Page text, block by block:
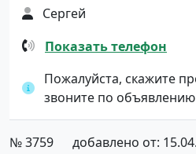
Сергей
Показать телефон
Пожалуйста, скажите
звоните по
№ 3759
добавлено от: